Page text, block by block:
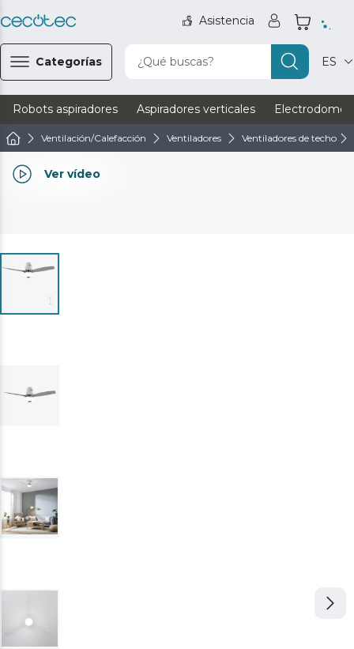
Asistencia
Categorías ¿Qué buscas? ES
Robots aspiradores Aspiradores verticales
Ventilación/Calefacción Ventiladores Ventiladores de techo
Ver vídeo